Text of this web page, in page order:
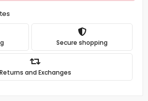
Secure shopping
Returns and Exchanges